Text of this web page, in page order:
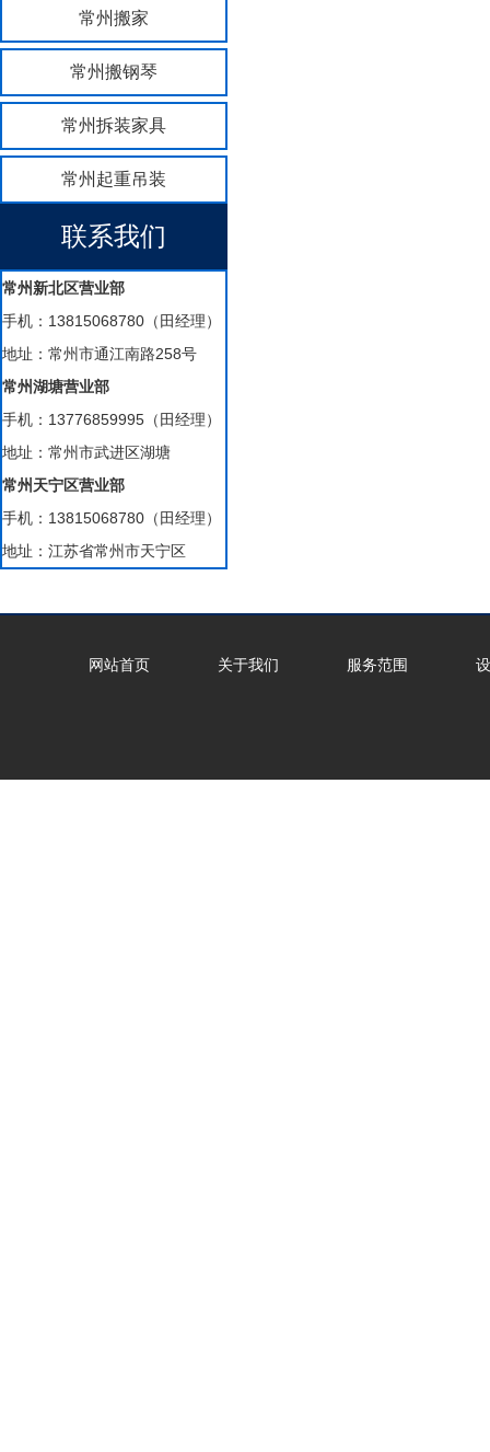
常州搬家
常州搬钢琴
常州拆装家具
常州起重吊装
联系我们
常州新北区营业部
手机：13815068780（田经理）
地址：常州市通江南路258号
常州湖塘营业部
手机：13776859995（田经理）
地址：常州市武进区湖塘
常州天宁区营业部
手机：13815068780（田经理）
地址：江苏省常州市天宁区
网站首页 关于我们 服务范围